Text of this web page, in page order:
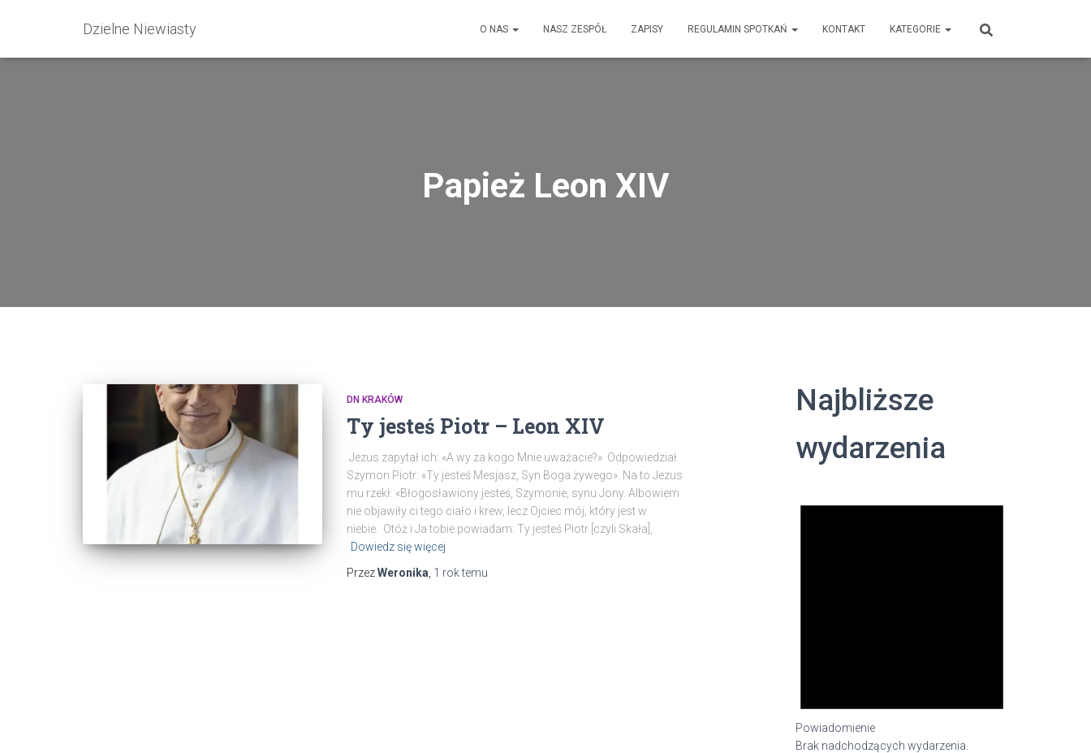
Dzielne Niewiasty O NAS NASZ ZESPÓŁ ZAPISY REGULAMIN SPOTKAŃ KONTAKT KATEGORIE
Papież Leon XIV
DN KRAKÓW
Ty jesteś Piotr – Leon XIV
Jezus zapytał ich: «A wy za kogo Mnie uważacie?» Odpowiedział
Szymon Piotr: «Ty jesteś Mesjasz, Syn Boga żywego». Na to Jezus
mu rzekł: «Błogosławiony jesteś, Szymonie, synu Jony. Albowiem
nie objawiły ci tego ciało i krew, lecz Ojciec mój, który jest w
niebie. Otóż i Ja tobie powiadam: Ty jesteś Piotr [czyli Skała],
Dowiedz się więcej
PrzezWeronika 1 roktemu
Najbliższe
wydarzenia
Powiadomienie
Brak nadchodzących wydarzenia.